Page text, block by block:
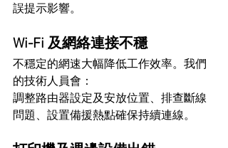
誤提示影響。
Wi-Fi 及網絡連接不穩
不穩定的網速大幅降低工作效率。我們
的技術人員會：
調整路由器設定及安放位置、排查斷線
問題、設置備援熱點確保持續連線。